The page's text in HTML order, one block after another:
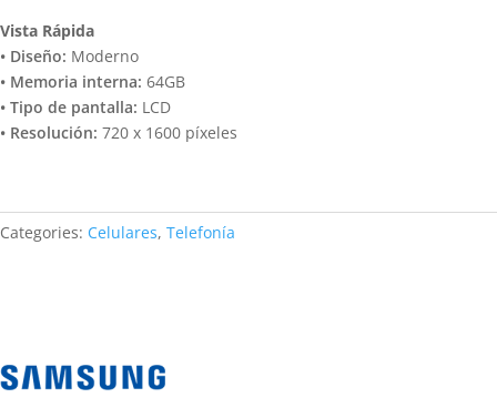
Vista Rápida
• Diseño: Moderno
• Memoria interna: 64GB
• Tipo de pantalla: LCD
• Resolución: 720 x 1600 píxeles
Categories: Celulares, Telefonía